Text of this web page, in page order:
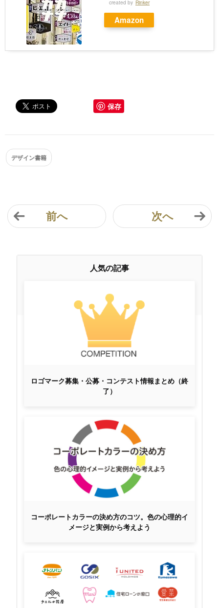
created by Rinker
Amazon
保存
デザイン書籍
前へ 次へ
人気の記事
ロゴマーク募集・公募・コンテスト情報まとめ（終
了）
コーポレートカラーの決め方のコツ。色の心理的イ
メージと実例から考えよう